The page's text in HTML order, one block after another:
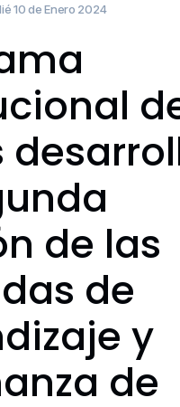
10 de Enero 2024
de las
de
y
de